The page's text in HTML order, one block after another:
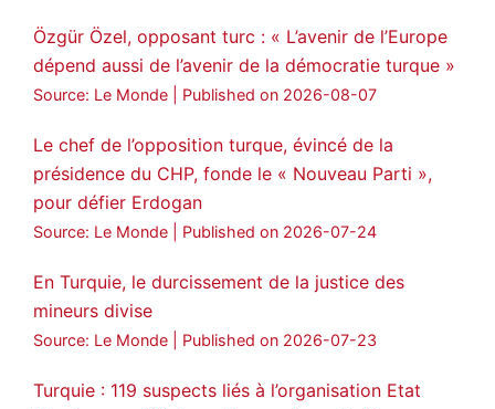
Özgür Özel, opposant turc : « L’avenir de l’Europe
dépend aussi de l’avenir de la démocratie turque »
Source: Le Monde Published on 2026-08-07
Le chef de l’opposition turque, évincé de la
présidence du CHP, fonde le « Nouveau Parti »,
pour défier Erdogan
Source: Le Monde Published on 2026-07-24
En Turquie, le durcissement de la justice des
mineurs divise
Source: Le Monde Published on 2026-07-23
Turquie : 119 suspects liés à l’organisation Etat